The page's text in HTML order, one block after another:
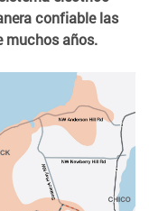
confiable las
muchos años.